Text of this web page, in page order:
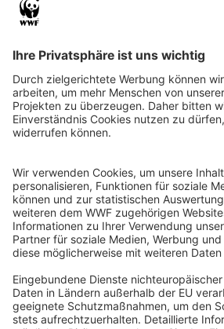
WWF Deutschland
Reinhardtstr. 18
10117 Berlin
Ihre Spende kann steuerlich geltend
Registriert als Stiftung WWF Deutschland,
Justiz Berlin, Az: 3416/976/2
Umsatzsteuer-Identifikationsnummer: DE
Freistellungsbescheid: Als gemeinnützige
von der Körperschaftssteuer gem. §5 I 9
Steuernummer 27/641/09321